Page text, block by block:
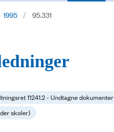
1995 95.331
11241.2 - Undtagne dokumenter
skoler)